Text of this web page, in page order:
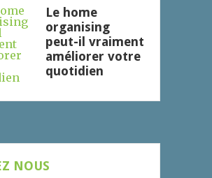
Le home
organising
peut-il vraiment
améliorer votre
quotidien
NOUS